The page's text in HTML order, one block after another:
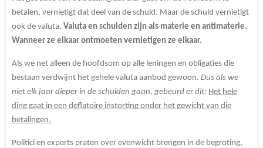
betalen, vernietigt dat deel van de schuld. Maar de schuld vernietigt
ook de valuta. Valuta en schulden zijn als materie en antimaterie.
Wanneer ze elkaar ontmoeten vernietigen ze elkaar.
Als we net alleen de hoofdsom op alle leningen en obligaties die
bestaan verdwijnt het gehele valuta aanbod gewoon. Dus als we
niet elk jaar dieper in de schulden gaan, gebeurd er dit: Het hele
ding gaat in een deflatoire instorting onder het gewicht van die
betalingen.
Politici en experts praten over evenwicht brengen in de begroting,